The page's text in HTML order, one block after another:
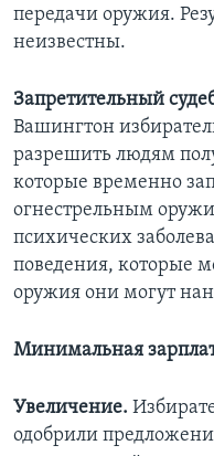
передачи оружия.
неизвестны.
Запретительный
Вашингтон
разрешить людям
которые временно
огнестрельным
психических
поведения, которые
оружия они могут
Минимальная
Увеличение.
одобрили